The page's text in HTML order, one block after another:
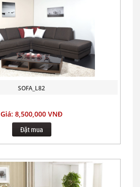
SOFA_L82
Giá: 8,500,000 VNĐ
Đặt mua